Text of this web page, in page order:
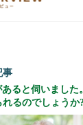
事
ると伺いました。
るのでしょうか